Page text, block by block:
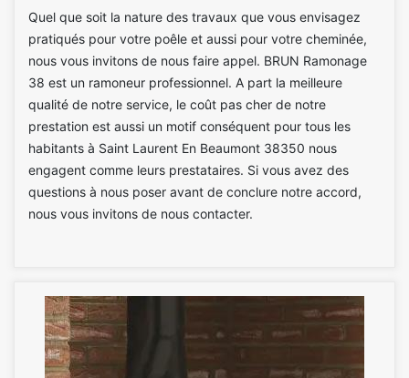
Quel que soit la nature des travaux que vous envisagez
pratiqués pour votre poêle et aussi pour votre cheminée,
nous vous invitons de nous faire appel. BRUN Ramonage
38 est un ramoneur professionnel. A part la meilleure
qualité de notre service, le coût pas cher de notre
prestation est aussi un motif conséquent pour tous les
habitants à Saint Laurent En Beaumont 38350 nous
engagent comme leurs prestataires. Si vous avez des
questions à nous poser avant de conclure notre accord,
nous vous invitons de nous contacter.